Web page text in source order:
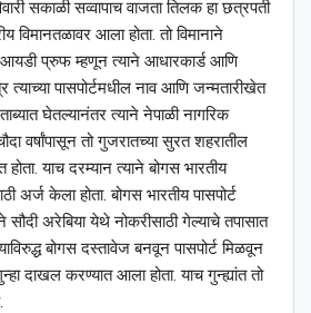
सकाळी सव्वापाच वाजता तिलक हा छत्रपती
विमानतळावर आला होता. तो विमानाने
आयडी प्रुफ म्हणून त्याने आधारकार्ड आणि
त्याच्या पासपोर्टमधील नाव आणि जन्मतारीखेत
घेतल्यानंतर त्याने नेपाळी नागरिक
वर्षांपासून तो गुजरातच्या सुरत शहरातील
याच दरम्यान त्याने बोगस भारतीय
अर्ज केला होता. बोगस भारतीय पासपोर्ट
सौदी अरेबिया येथे नोकरीसाठी गेल्याचे तपासात
बोगस दस्तावेज बनवून पासपोर्ट मिळवून
दाखल करण्यात आला होता. याच गुन्ह्यांत तो